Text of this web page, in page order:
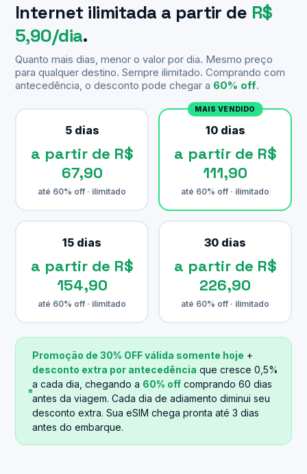
Internet ilimitada a partir de R$
5,90/dia.
Quanto mais dias, menor o valor por dia. Mesmo preço
para qualquer destino. Sempre ilimitado. Comprando com
antecedência, o desconto pode chegar a 60% off.
5 dias
a partir de R$
67,90
até 60% off · ilimitado
MAIS VENDIDO
10 dias
a partir de R$
111,90
até 60% off · ilimitado
15 dias
a partir de R$
154,90
até 60% off · ilimitado
30 dias
a partir de R$
226,90
até 60% off · ilimitado
Promoção de 30% OFF válida somente hoje +
desconto extra por antecedência que cresce 0,5%
a cada dia, chegando a 60% off comprando 60 dias
antes da viagem. Cada dia de adiamento diminui seu
desconto extra. Sua eSIM chega pronta até 3 dias
antes do embarque.